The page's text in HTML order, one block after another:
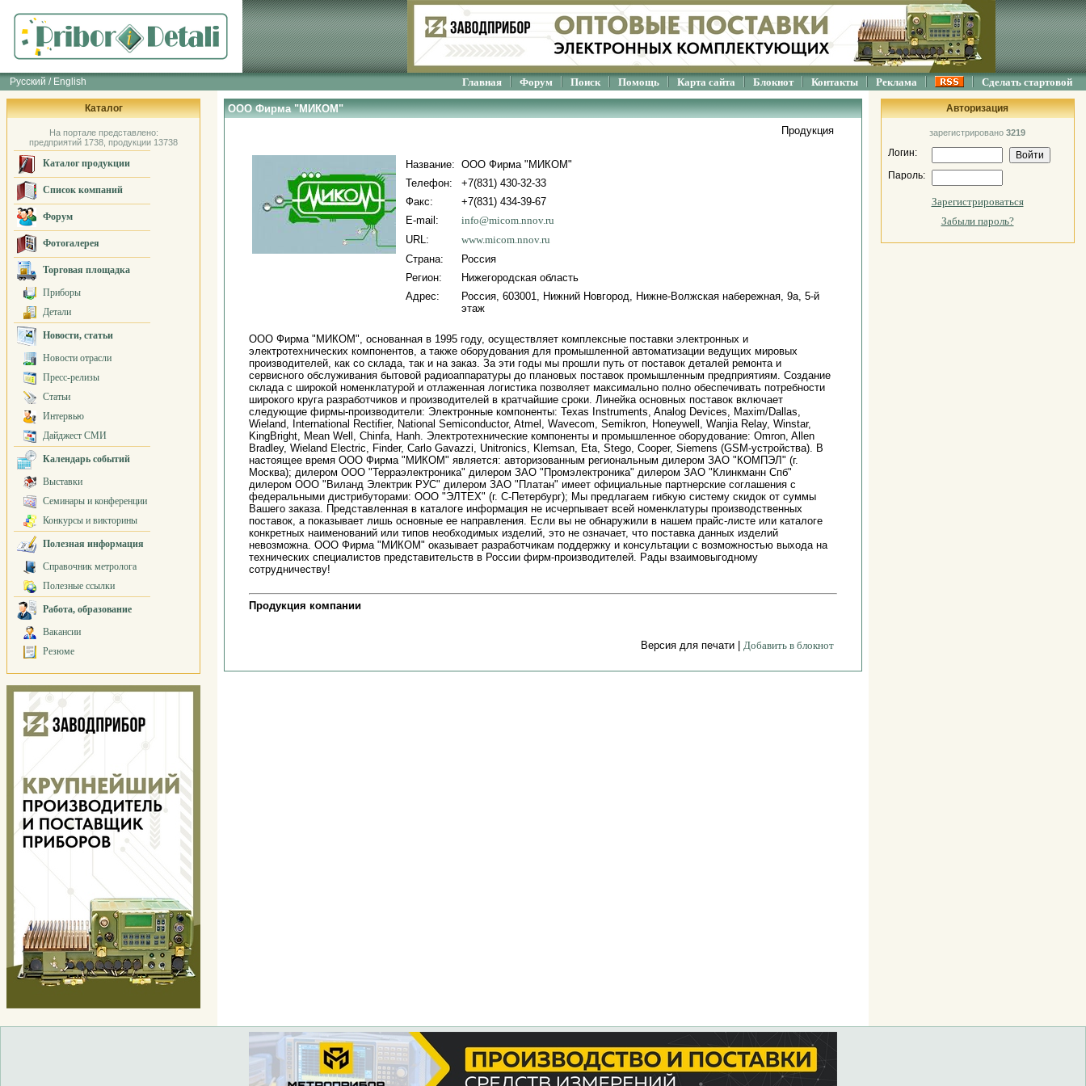
Русский / English Главная Форум Поиск Помощь Карта сайта Блокнот Контакты Реклама Сделать стартовой
Каталог
На портале представлено:
предприятий 1738, продукции 13738
Каталог продукции
Список компаний
Форум
Фотогалерея
Торговая площадка
Приборы
Детали
Новости, статьи
Новости отрасли
Пресс-релизы
Статьи
Интервью
Дайджест СМИ
Календарь событий
Выставки
Семинары и конференции
Конкурсы и викторины
Полезная информация
Справочник метролога
Полезные ссылки
Работа, образование
Вакансии
Резюме
ООО Фирма "МИКОМ"
Продукция
Название: ООО Фирма "МИКОМ"
Телефон:
+7(831) 430-32-33
Факс:
+7(831) 434-39-67
E-mail:
info@micom.nnov.ru
URL:
www.micom.nnov.ru
Страна:
Россия
Регион:
Нижегородская область
Адрес:
Россия, 603001, Нижний Новгород, Нижне-Волжская набережная, 9а, 5-й
этаж
ООО Фирма "МИКОМ", основанная в 1995 году, осуществляет комплексные поставки электронных и
электротехнических компонентов, а также оборудования для промышленной автоматизации ведущих мировых
производителей, как со склада, так и на заказ. За эти годы мы прошли путь от поставок деталей ремонта и
сервисного обслуживания бытовой радиоаппаратуры до плановых поставок промышленным предприятиям. Создание
склада с широкой номенклатурой и отлаженная логистика позволяет максимально полно обеспечивать потребности
широкого круга разработчиков и производителей в кратчайшие сроки. Линейка основных поставок включает
следующие фирмы-производители: Электронные компоненты: Texas Instruments, Analog Devices, Maxim/Dallas,
Wieland, International Rectifier, National Semiconductor, Atmel, Wavecom, Semikron, Honeywell, Wanjia Relay, Winstar,
KingBright, Mean Well, Chinfa, Hanh. Электротехнические компоненты и промышленное оборудование: Omron, Allen
Bradley, Wieland Electric, Finder, Carlo Gavazzi, Unitronics, Klemsan, Eta, Stego, Cooper, Siemens (GSM-устройства). В
настоящее время ООО Фирма "МИКОМ" является: авторизованным региональным дилером ЗАО "КОМПЭЛ" (г.
Москва); дилером ООО "Терраэлектроника" дилером ЗАО "Промэлектроника" дилером ЗАО "Клинкманн Спб"
дилером ООО "Виланд Электрик РУС" дилером ЗАО "Платан" имеет официальные партнерские соглашения с
федеральными дистрибуторами: ООО "ЭЛТЕХ" (г. С-Петербург); Мы предлагаем гибкую систему скидок от суммы
Вашего заказа. Представленная в каталоге информация не исчерпывает всей номенклатуры производственных
поставок, а показывает лишь основные ее направления. Если вы не обнаружили в нашем прайс-листе или каталоге
конкретных наименований или типов необходимых изделий, это не означает, что поставка данных изделий
невозможна. ООО Фирма "МИКОМ" оказывает разработчикам поддержку и консультации с возможностью выхода на
технических специалистов представительств в России фирм-производителей. Рады взаимовыгодному
сотрудничеству!
Продукция компании
Версия для печати | Добавить в блокнот
Авторизация
зарегистрировано 3219
Логин:
Пароль:
Зарегистрироваться
Забыли пароль?